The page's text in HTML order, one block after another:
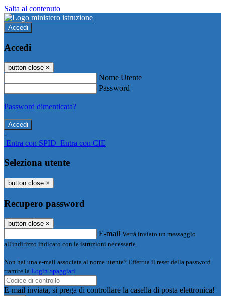
Salta al contenuto
Accedi
Accedi
button close ×
Nome Utente
Password
Password dimenticata?
-
Entra con SPID Entra con CIE
Seleziona utente
button close ×
Recupero password
button close ×
E-mail Verrà inviato un messaggio
all'indirizzo indicato con le istruzioni necessarie.
Non hai una e-mail associata al nome utente? Effettua il reset della password
tramite la Login Spaggiari
E-mail inviata, si prega di controllare la casella di posta elettronica!